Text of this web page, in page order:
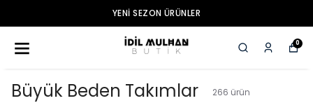
3000 TL VE ÜZERI ÜCRETSIZ KARGO
0
Büyük Beden Takımlar 266 ürün